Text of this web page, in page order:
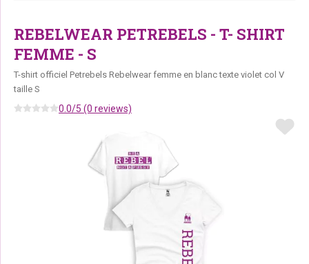
REBELWEAR PETREBELS - T- SHIRT
FEMME - S
T-shirt officiel Petrebels Rebelwear femme en blanc texte violet col V
taille S
0.0/5 (0 reviews)